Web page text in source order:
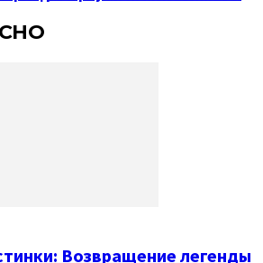
Возвращение легенды